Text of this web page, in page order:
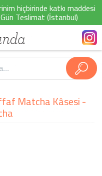
hiçbirinde katkı maddesi
Teslimat (İstanbul)
Matcha Kâsesi -